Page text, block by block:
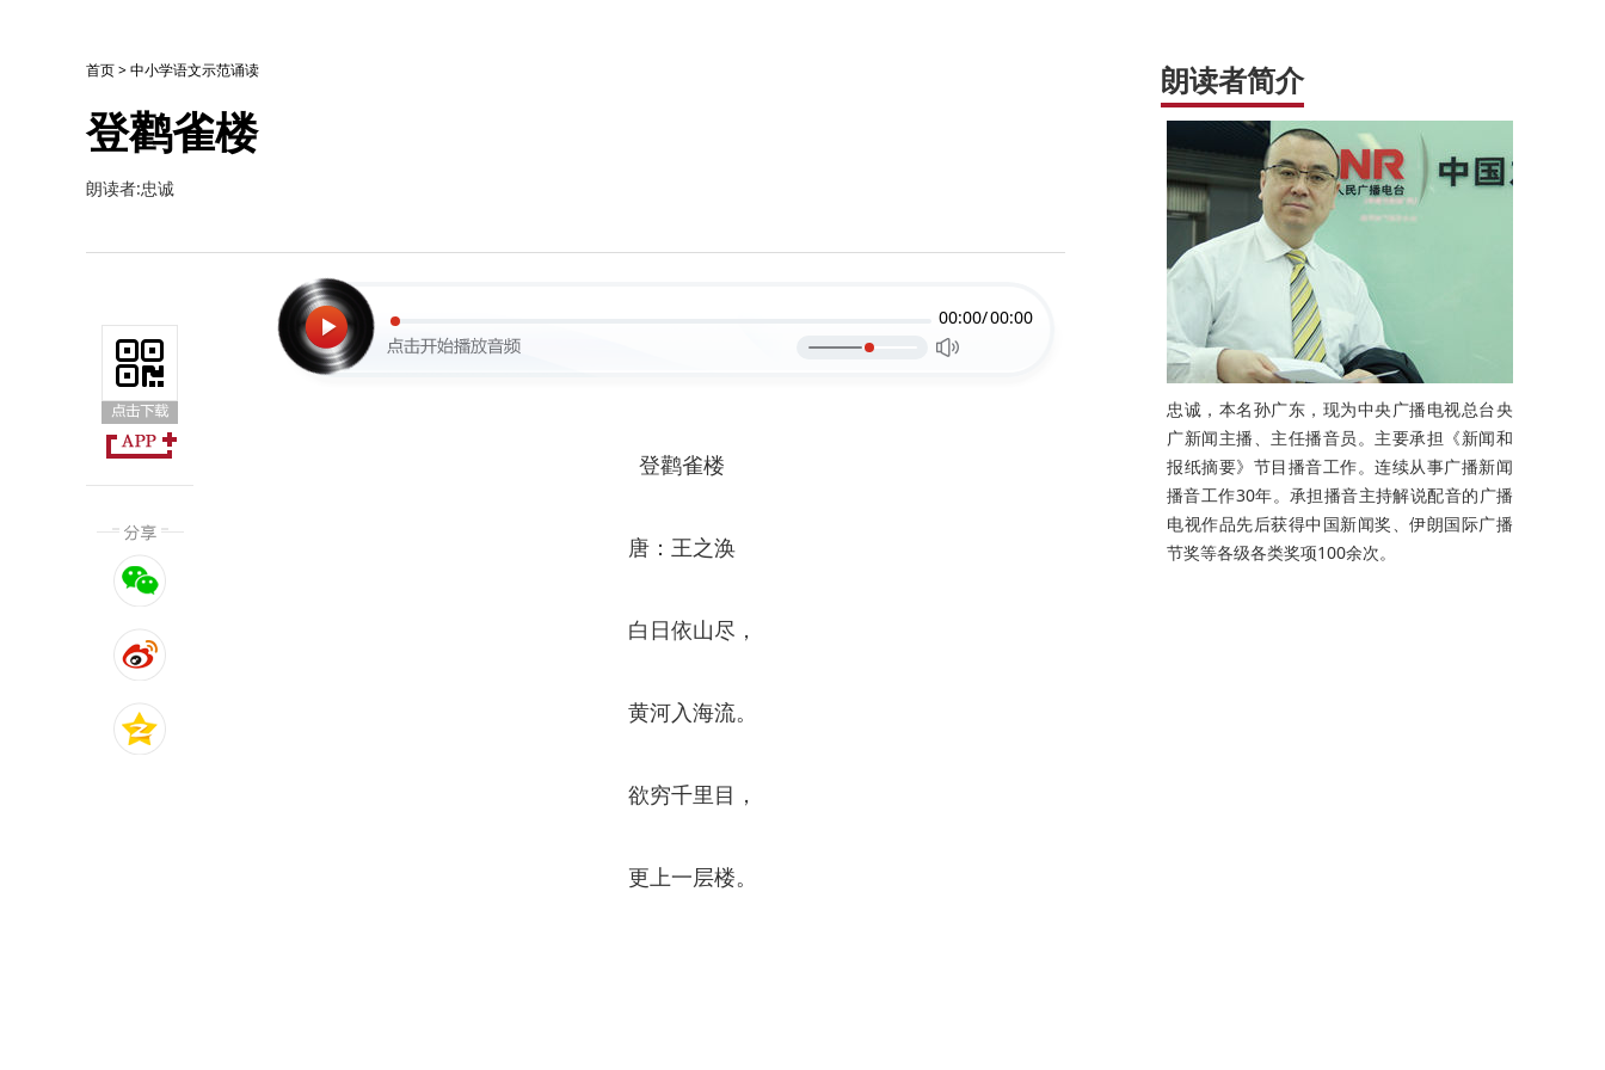
首页>中小学语文示范诵读
登鹳雀楼
朗读者:忠诚
00:00/00:00
登鹳雀楼
唐：王之涣
白日依山尽，
黄河入海流。
欲穷千里目，
更上一层楼。
朗读者简介
忠诚，本名孙广东，现为中央广播电视总台央
广新闻主播、主任播音员。主要承担《新闻和
报纸摘要》节目播音工作。连续从事广播新闻
播音工作30年。承担播音主持解说配音的广播
电视作品先后获得中国新闻奖、伊朗国际广播
节奖等各级各类奖项100余次。